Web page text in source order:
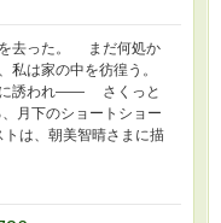
去った。 まだ何処か
私は家の中を彷徨う。
に誘われ―― さくっと
月下のショートショー
、朝美智晴さまに描